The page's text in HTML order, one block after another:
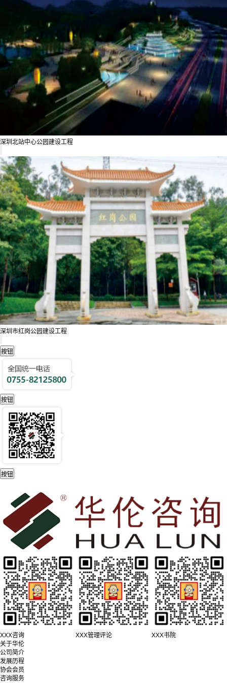
深圳北站中心公园建设工程
深圳市红岗公园建设工程
XXX咨询 XXX管理评论
XXX书院
关于华伦
公司简介
发展历程
协会会员
咨询服务